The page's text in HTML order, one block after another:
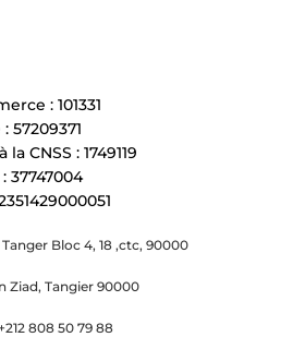
: 101331
57209371
CNSS : 1749119
37747004
Bloc 4, 18 ,ctc, 90000
Ziad, Tangier 90000
808 50 79 88